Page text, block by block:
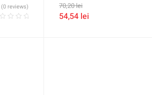
(0 reviews) 70,20lei
54,54 lei